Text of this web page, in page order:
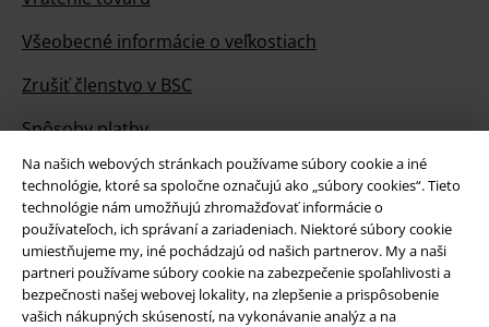
Na našich webových stránkach používame súbory cookie a iné
technológie, ktoré sa spoločne označujú ako „súbory cookies“. Tieto
technológie nám umožňujú zhromažďovať informácie o
používateľoch, ich správaní a zariadeniach. Niektoré súbory cookie
umiestňujeme my, iné pochádzajú od našich partnerov. My a naši
partneri používame súbory cookie na zabezpečenie spoľahlivosti a
bezpečnosti našej webovej lokality, na zlepšenie a prispôsobenie
vašich nákupných skúseností, na vykonávanie analýz a na
Všeobecné informácie o veľkostiach
Zrušiť členstvo v BSC
Spôsoby platby
Ponuky pre vás
Súťaž
Objednať darčekové poukazy